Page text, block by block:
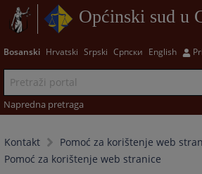
Općinski sud u
Bosanski Hrvatski Srpski Српски English
Napredna pretraga
Kontakt
Pomoć za korištenje web
Pomoć za korištenje web stranice